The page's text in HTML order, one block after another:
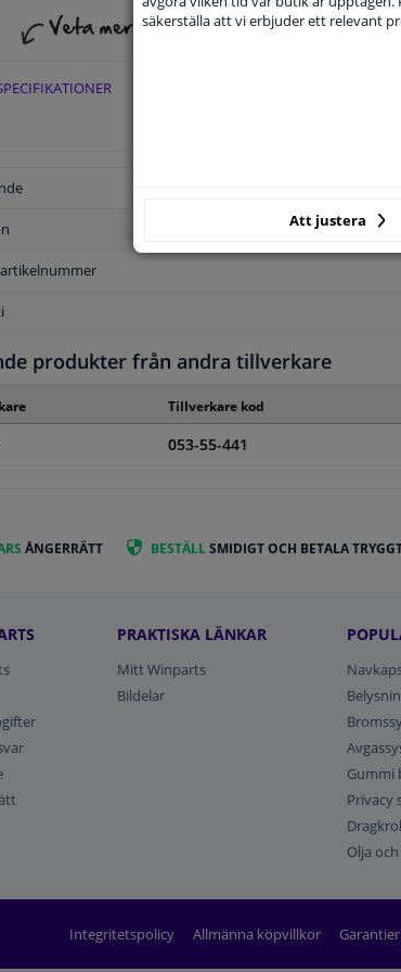
produkter från andra tillverkare
Tillverkare kod
053-55-441
ÅNGERRÄTT BESTÄLLSMIDIGT OCH BETALA
PRAKTISKA LÄNKAR
Mitt Winparts
Bildelar
Gummi
Privacy
Olja
Integritetspolicy Allmänna köpvillkor
säkerställa att vi erbjuder ett relevant
Att justera